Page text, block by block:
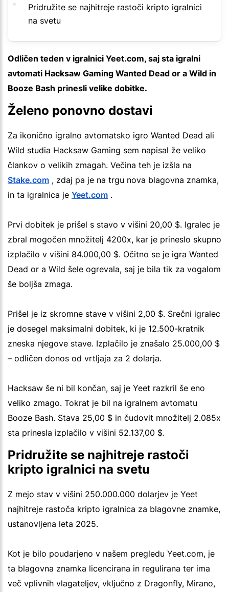
Pridružite se najhitreje rastoči kripto igralnici
na svetu
Odličen teden v igralnici Yeet.com, saj sta igralni
avtomati Hacksaw Gaming Wanted Dead or a Wild in
Booze Bash prinesli velike dobitke.
Želeno ponovno dostavi
Za ikonično igralno avtomatsko igro Wanted Dead ali
Wild studia Hacksaw Gaming sem napisal že veliko
člankov o velikih zmagah. Večina teh je izšla na
Stake.com , zdaj pa je na trgu nova blagovna znamka,
in ta igralnica je Yeet.com .
Prvi dobitek je prišel s stavo v višini 20,00 $. Igralec je
zbral mogočen množitelj 4200x, kar je prineslo skupno
izplačilo v višini 84.000,00 $. Očitno se je igra Wanted
Dead or a Wild šele ogrevala, saj je bila tik za vogalom
še boljša zmaga.
Prišel je iz skromne stave v višini 2,00 $. Srečni igralec
je dosegel maksimalni dobitek, ki je 12.500-kratnik
zneska njegove stave. Izplačilo je znašalo 25.000,00 $
– odličen donos od vrtljaja za 2 dolarja.
Hacksaw še ni bil končan, saj je Yeet razkril še eno
veliko zmago. Tokrat je bil na igralnem avtomatu
Booze Bash. Stava 25,00 $ in čudovit množitelj 2.085x
sta prinesla izplačilo v višini 52.137,00 $.
Pridružite se najhitreje rastoči
kripto igralnici na svetu
Z mejo stav v višini 250.000.000 dolarjev je Yeet
najhitreje rastoča kripto igralnica za blagovne znamke,
ustanovljena leta 2025.
Kot je bilo poudarjeno v našem pregledu Yeet.com, je
ta blagovna znamka licencirana in regulirana ter ima
več vplivnih vlagateljev, vključno z Dragonfly, Mirano,